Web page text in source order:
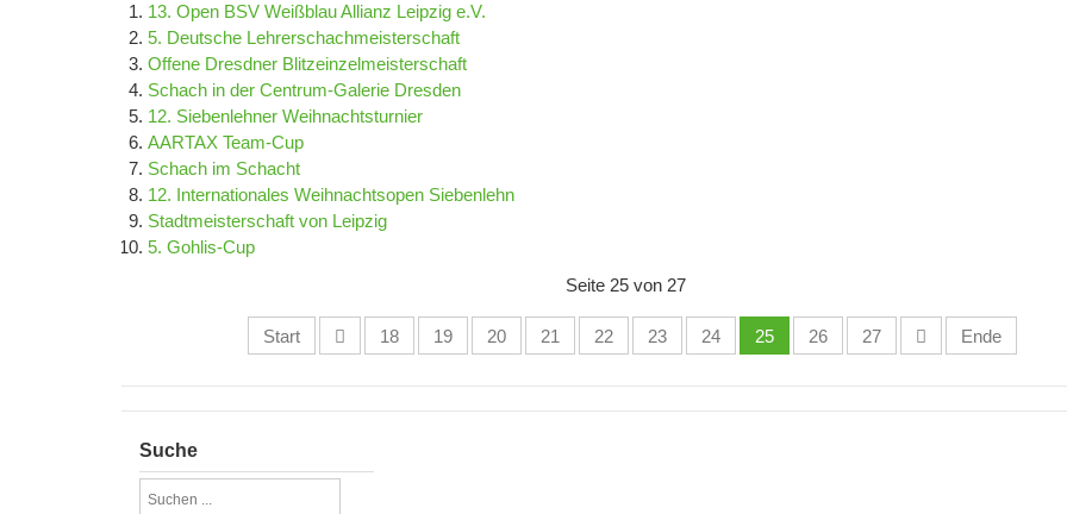
13. Open BSV Weißblau Allianz Leipzig e.V.
5. Deutsche Lehrerschachmeisterschaft
Offene Dresdner Blitzeinzelmeisterschaft
Schach in der Centrum-Galerie Dresden
12. Siebenlehner Weihnachtsturnier
AARTAX Team-Cup
Schach im Schacht
12. Internationales Weihnachtsopen Siebenlehn
Stadtmeisterschaft von Leipzig
5. Gohlis-Cup
Seite 25 von 27
Start 18 19 20 21 22 23 24 25 26 27 Ende
Suche